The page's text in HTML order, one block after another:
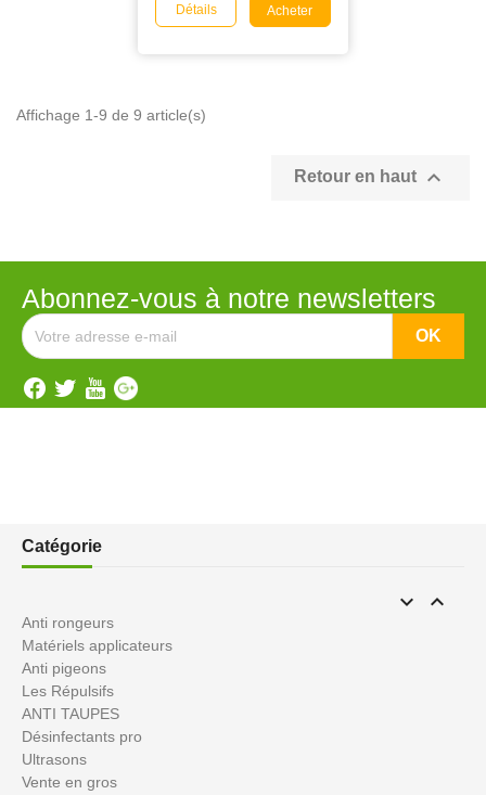
Détails Acheter
Affichage 1-9 de 9 article(s)
Retour en haut 
Abonnez-vous à notre newsletters
Catégorie
 
Anti rongeurs
Matériels applicateurs
Anti pigeons
Les Répulsifs
ANTI TAUPES
Désinfectants pro
Ultrasons
Vente en gros